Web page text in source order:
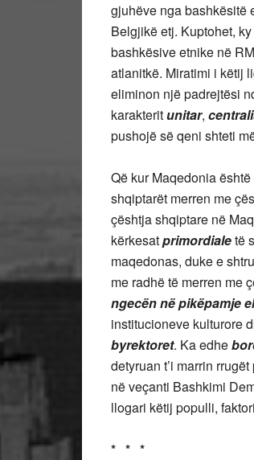
gjuhëve nga bashkësitë
Belgjikë etj. Kuptohet,
bashkësive etnike në
atlanitkë. Miratimi i këtij
eliminon një padrejtësi
karakteritunitar,
pushojë së qeni shteti
Që kur Maqedonia
shqiptarët merren me
çështja shqiptare në
kërkesatprimordialetë
maqedonas, duke e
me radhë të merren me
ngecën në pikëpamje
institucioneve kulturore
byrektoret. Ka edhe
detyruan t’i marrin
në veçanti Bashkimi
llogari këtij populli,
* * *